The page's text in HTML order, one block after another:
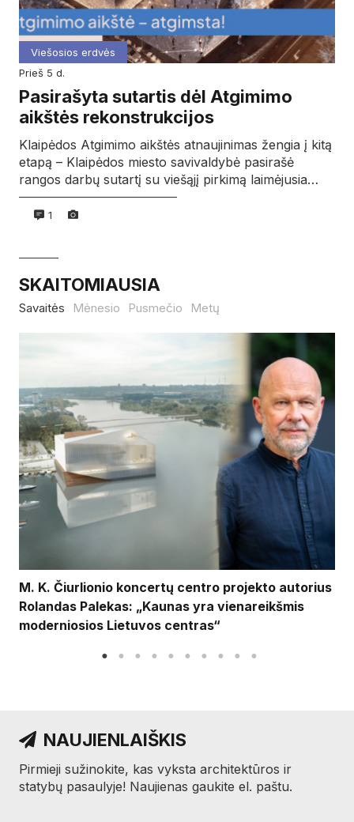
Viešosios erdvės
prieš 5 d.
Pasirašyta sutartis dėl Atgimimo
aikštės rekonstrukcijos
Klaipėdos Atgimimo aikštės atnaujinimas žengia į kitą
etapą – Klaipėdos miesto savivaldybė pasirašė
rangos darbų sutartį su viešąjį pirkimą laimėjusia…
1
SKAITOMIAUSIA
Savaitės Mėnesio Pusmečio Metų
M. K. Čiurlionio koncertų centro projekto autorius
Rolandas Palekas: „Kaunas yra vienareikšmis
moderniosios Lietuvos centras“
NAUJIENLAIŠKIS
Pirmieji sužinokite, kas vyksta architektūros ir
statybų pasaulyje! Naujienas gaukite el. paštu.